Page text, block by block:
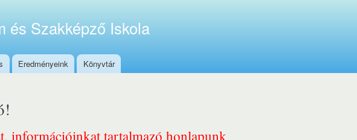
és Szakképző Iskola
Eredményeink Könyvtár
információinkat tartalmazó honlapunk